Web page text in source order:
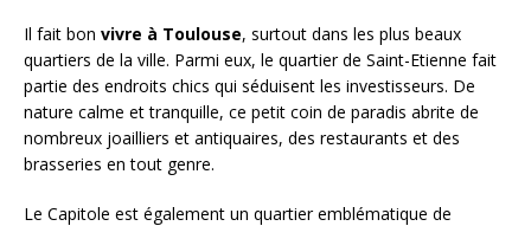
Il fait bon vivre à Toulouse, surtout dans les plus beaux
quartiers de la ville. Parmi eux, le quartier de Saint-Etienne fait
partie des endroits chics qui séduisent les investisseurs. De
nature calme et tranquille, ce petit coin de paradis abrite de
nombreux joailliers et antiquaires, des restaurants et des
brasseries en tout genre.
Le Capitole est également un quartier emblématique de